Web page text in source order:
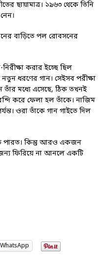
ছায়ামাত্র। ১৯৬৩ থেকে তিনি
বাড়িতে পল রোবসনের
করার ইচ্ছে ছিল
ধরণের গান। সেইসব পরীক্ষা
তাঁর মধ্যে এসেছে, ঠিক তখনই
করে ফেলা হল তাঁকে। নাজিম
ওরা তাঁকে গান গাইতে দিল
পারত। কিন্তু আরও একজন
ফিরিয়ে না আনলে একটি
WhatsApp